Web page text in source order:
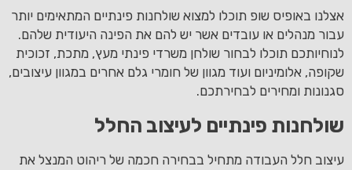
אצלנו באופיס שופ תוכלו למצוא שולחנות פינתיים המתאימים יותר
עבור מנהלים או עובדים אשר יש להם את הפינה היעודית שלהם.
לנוחיותכם תוכלו לבחור שולחן משרדי פינתי מעץ, מתכת, זכוכית
שקופה, אלומיניום ועוד מגוון של חומרי גלם אחרים במגוון עיצובים,
סגנונות ומחירים לבחירתכם.
שולחנות פינתיים לעיצוב החלל
עיצוב חלל העבודה מתחיל בבחירה חכמה של ריהוט המנצל את